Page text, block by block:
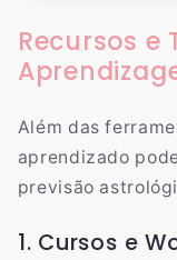
Recursos e
Além das
aprendizado
previsão
1. Cursos e